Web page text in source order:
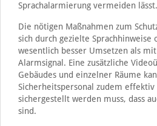
Sprachalarmierung vermeiden lässt.
Die nötigen Maßnahmen zum
sich durch gezielte Sprachhinweise
wesentlich besser Umsetzen als
Alarmsignal. Eine zusätzliche
Gebäudes und einzelner Räume
Sicherheitspersonal zudem
sichergestellt werden muss, dass
sind.